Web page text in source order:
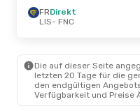
FRDirekt
LIS- FNC
Die auf dieser Seite
letzten 20 Tage für die
den endgültigen
Verfügbarkeit und Preise